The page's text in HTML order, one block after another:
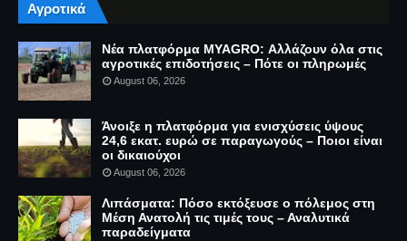
Αγροτικά
Νέα πλατφόρμα MYAGRO: Αλλάζουν όλα στις
αγροτικές επιδοτήσεις – Πότε οι πληρωμές
August 06, 2026
Άνοιξε η πλατφόρμα για ενισχύσεις ύψους
24,6 εκατ. ευρώ σε παραγωγούς – Ποιοι είναι
οι δικαιούχοι
August 06, 2026
Λιπάσματα: Πόσο εκτόξευσε ο πόλεμος στη
Μέση Ανατολή τις τιμές τους – Αναλυτικά
παραδείγματα